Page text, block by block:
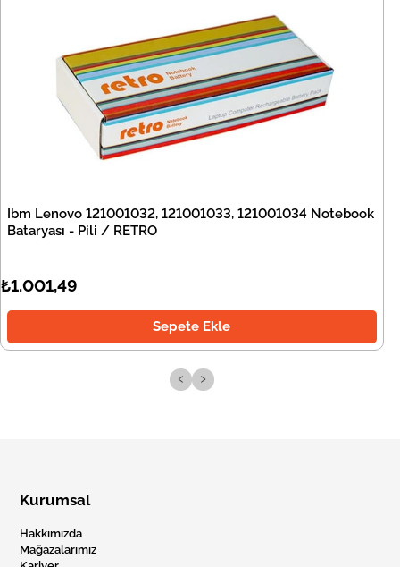
Ibm Lenovo 121001032, 121001033, 121001034 Notebook
Bataryası - Pili / RETRO
₺1.001,49
Sepete Ekle
‹ ›
Kurumsal
Hakkımızda
Mağazalarımız